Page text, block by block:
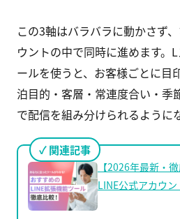
この3軸はバラバラに動かさず
ウントの中で同時に進めます。
ールを使うと、お客様ごとに目
泊目的・客層・常連度合い・季
で配信を組み分けられるように
関連記事
【2026年最新・
LINE公式アカウ